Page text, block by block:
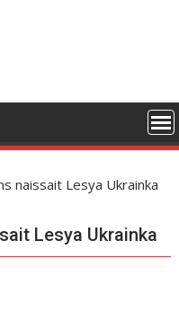
naissait Lesya Ukrainka
Lesya Ukrainka